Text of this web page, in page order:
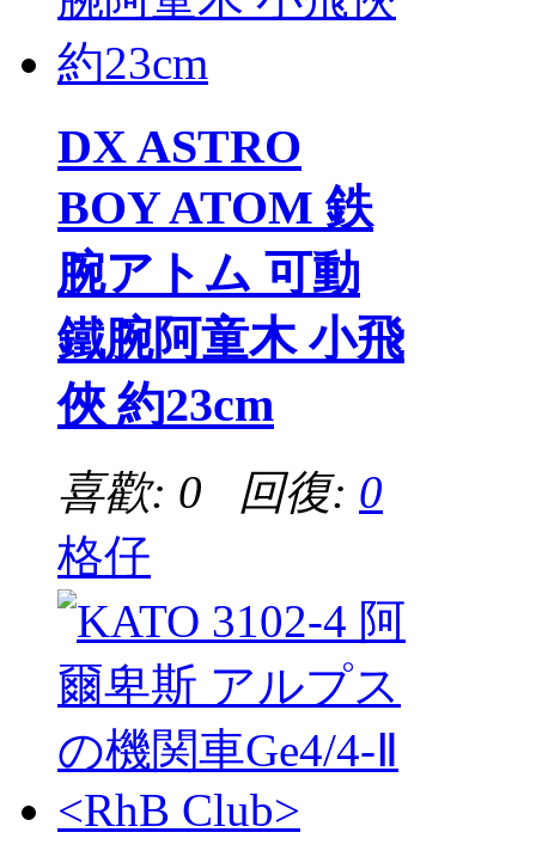
DX ASTRO
BOY ATOM 鉄
腕アトム 可動
鐵腕阿童木 小飛
俠 約23cm
喜歡: 0 回復: 0
格仔